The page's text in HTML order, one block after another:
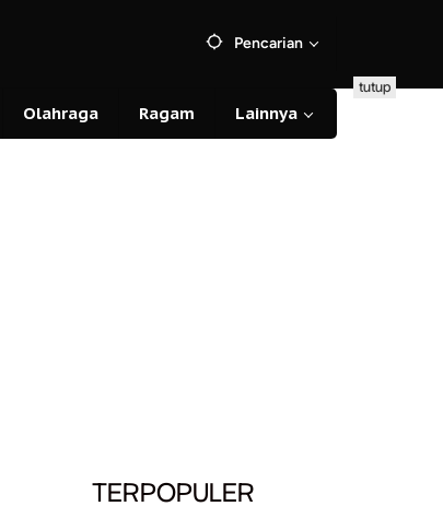
Pencarian
Olahraga Ragam Lainnya
tutup
TERPOPULER